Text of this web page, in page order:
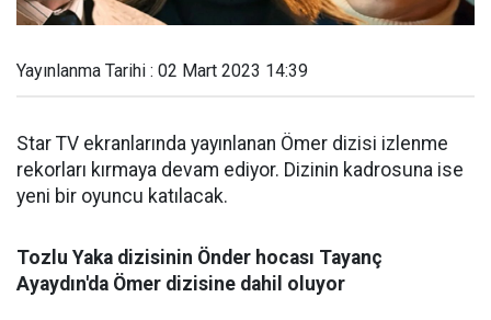
Yayınlanma Tarihi : 02 Mart 2023 14:39
Star TV ekranlarında yayınlanan Ömer dizisi izlenme
rekorları kırmaya devam ediyor. Dizinin kadrosuna ise
yeni bir oyuncu katılacak.
Tozlu Yaka dizisinin Önder hocası Tayanç
Ayaydın'da Ömer dizisine dahil oluyor